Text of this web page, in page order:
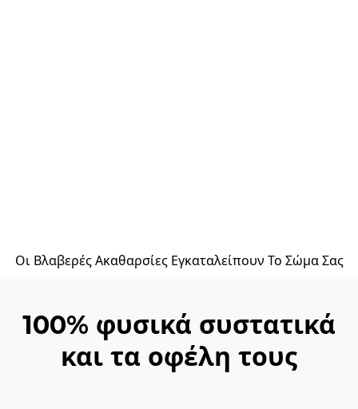
Οι Βλαβερές Ακαθαρσίες Εγκαταλείπουν Το Σώμα Σας
100% φυσικά συστατικά
και τα οφέλη τους